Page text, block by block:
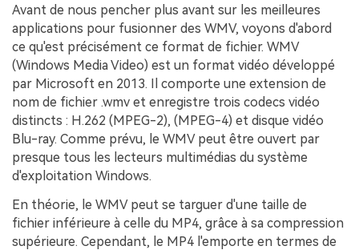
Avant de nous pencher plus avant sur les meilleures
applications pour fusionner des WMV, voyons d'abord
ce qu'est précisément ce format de fichier. WMV
(Windows Media Video) est un format vidéo développé
par Microsoft en 2013. Il comporte une extension de
nom de fichier .wmv et enregistre trois codecs vidéo
distincts : H.262 (MPEG-2), (MPEG-4) et disque vidéo
Blu-ray. Comme prévu, le WMV peut être ouvert par
presque tous les lecteurs multimédias du système
d'exploitation Windows.
En théorie, le WMV peut se targuer d'une taille de
fichier inférieure à celle du MP4, grâce à sa compression
supérieure. Cependant, le MP4 l'emporte en termes de